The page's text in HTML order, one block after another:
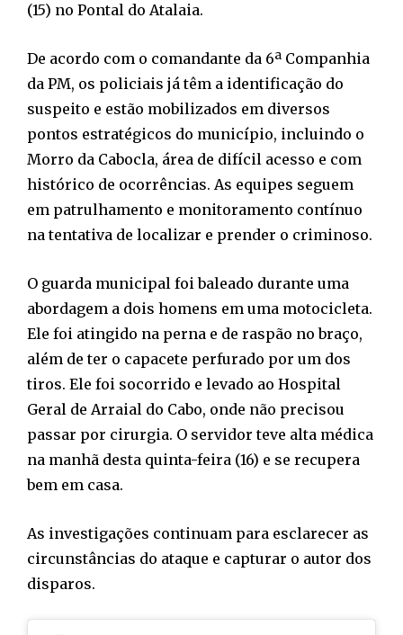
(15) no Pontal do Atalaia.
De acordo com o comandante da 6ª Companhia
da PM, os policiais já têm a identificação do
suspeito e estão mobilizados em diversos
pontos estratégicos do município, incluindo o
Morro da Cabocla, área de difícil acesso e com
histórico de ocorrências. As equipes seguem
em patrulhamento e monitoramento contínuo
na tentativa de localizar e prender o criminoso.
O guarda municipal foi baleado durante uma
abordagem a dois homens em uma motocicleta.
Ele foi atingido na perna e de raspão no braço,
além de ter o capacete perfurado por um dos
tiros. Ele foi socorrido e levado ao Hospital
Geral de Arraial do Cabo, onde não precisou
passar por cirurgia. O servidor teve alta médica
na manhã desta quinta-feira (16) e se recupera
bem em casa.
As investigações continuam para esclarecer as
circunstâncias do ataque e capturar o autor dos
disparos.